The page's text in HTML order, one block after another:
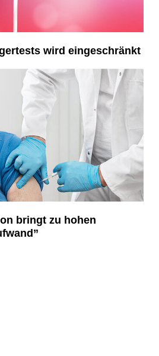
wird eingeschränkt
bringt zu hohen